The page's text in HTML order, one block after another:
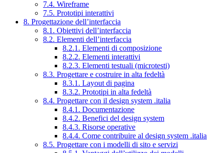
7.4. Wireframe
7.5. Prototipi interattivi
8. Progettazione dell’interfaccia
8.1. Obiettivi dell’interfaccia
8.2. Elementi dell’interfaccia
8.2.1. Elementi di composizione
8.2.2. Elementi interattivi
8.2.3. Elementi testuali (microtesti)
8.3. Progettare e costruire in alta fedeltà
8.3.1. Layout di pagina
8.3.2. Prototipi in alta fedeltà
8.4. Progettare con il design system .italia
8.4.1. Documentazione
8.4.2. Benefici del design system
8.4.3. Risorse operative
8.4.4. Come contribuire al design system .italia
8.5. Progettare con i modelli di sito e servizi